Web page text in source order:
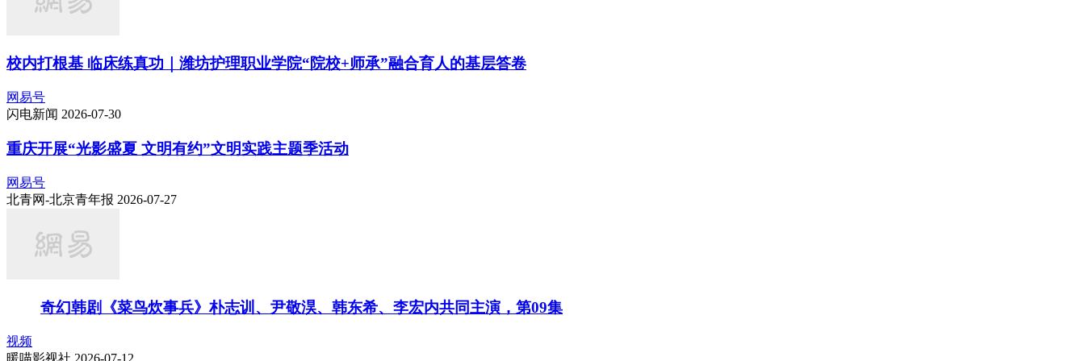
校内打根基 临床练真功｜潍坊护理职业学院“院校+师承”融合育人的基层答卷
网易号
闪电新闻 2026-07-30
重庆开展“光影盛夏 文明有约”文明实践主题季活动
网易号
北青网-北京青年报 2026-07-27
奇幻韩剧《菜鸟炊事兵》朴志训、尹敬淏、韩东希、李宏内共同主演，第09集
视频
暖喵影视社 2026-07-12